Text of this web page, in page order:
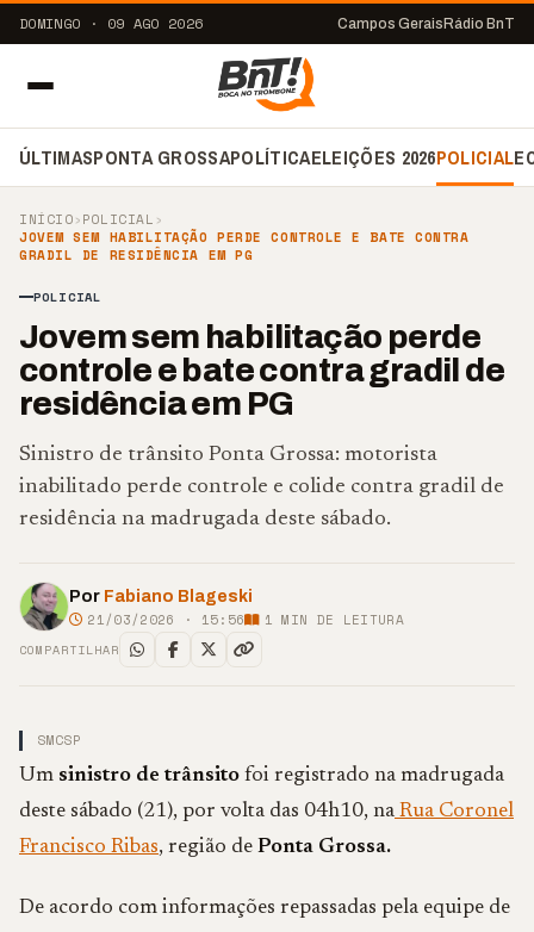
DOMINGO · 09 AGO 2026 Campos Gerais Rádio BnT
ÚLTIMASPONTA GROSSAPOLÍTICAELEIÇÕES 2026POLICIAL
INÍCIO›POLICIAL ›
JOVEM SEM HABILITAÇÃO PERDE CONTROLE E BATE CONTRA
GRADIL DE RESIDÊNCIA EM PG
POLICIAL
Jovem sem habilitação perde
controle e bate contra gradil de
residência em PG
Sinistro de trânsito Ponta Grossa: motorista
inabilitado perde controle e colide contra gradil de
residência na madrugada deste sábado.
Por Fabiano Blageski
21/03/2026 · 15:56 1 MIN DE LEITURA
COMPARTILHAR
SMCSP
Um sinistro de trânsito foi registrado na madrugada
deste sábado (21), por volta das 04h10, na Rua Coronel
Francisco Ribas, região de Ponta Grossa.
De acordo com informações repassadas pela equipe de